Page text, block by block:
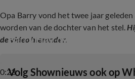
Opa Barry vond het twee jaar
worden van de dochter van het stel.
de video hieronder.
0:23
Barry Hay over zijn
‎Volg Shownieuws ook op